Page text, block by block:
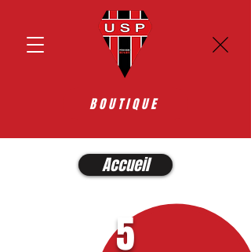
BOUTIQUE
Accueil
5